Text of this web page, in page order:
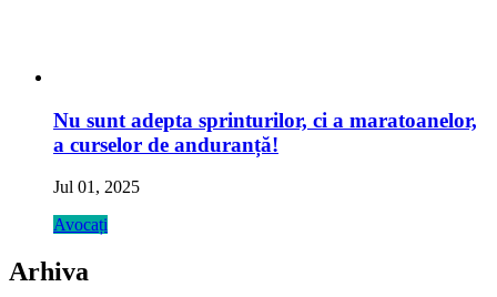
Nu sunt adepta sprinturilor, ci a maratoanelor,
a curselor de anduranță!
Jul 01, 2025
Avocați
Arhiva